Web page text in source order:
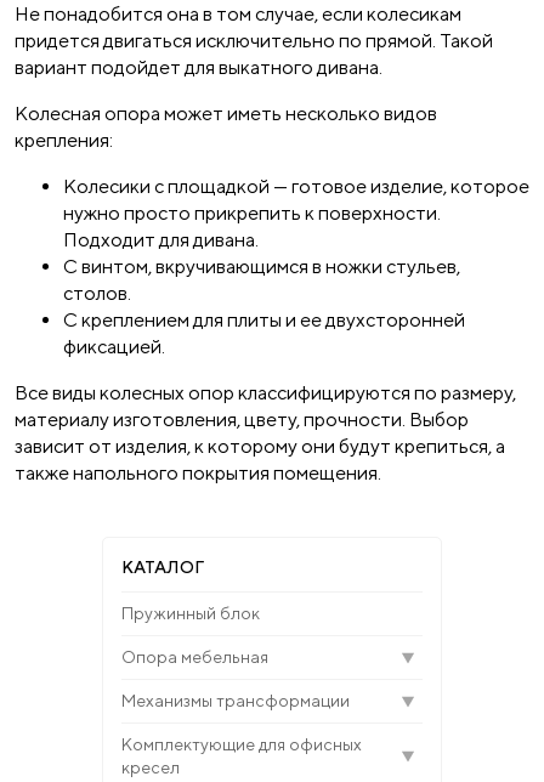
КАТАЛОГ
Пружинный блок
Опора мебельная
Механизмы трансформации
Комплектующие для офисных
кресел
Не понадобится она в том случае, если колесикам
придется двигаться исключительно по прямой. Такой
вариант подойдет для выкатного дивана.
Колесная опора может иметь несколько видов
крепления:
Колесики с площадкой — готовое изделие, которое
нужно просто прикрепить к поверхности.
Подходит для дивана.
С винтом, вкручивающимся в ножки стульев,
столов.
С креплением для плиты и ее двухсторонней
фиксацией.
Все виды колесных опор классифицируются по размеру,
материалу изготовления, цвету, прочности. Выбор
зависит от изделия, к которому они будут крепиться, а
также напольного покрытия помещения.